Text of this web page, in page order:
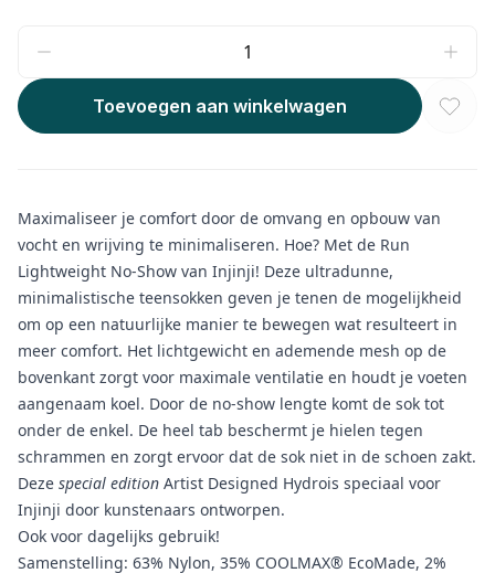
Toevoegen aan winkelwagen
Maximaliseer je comfort door de omvang en opbouw van
vocht en wrijving te minimaliseren. Hoe? Met de Run
Lightweight No-Show van Injinji! Deze ultradunne,
minimalistische teensokken geven je tenen de mogelijkheid
om op een natuurlijke manier te bewegen wat resulteert in
meer comfort. Het lichtgewicht en ademende mesh op de
bovenkant zorgt voor maximale ventilatie en houdt je voeten
aangenaam koel. Door de no-show lengte komt de sok tot
onder de enkel. De heel tab beschermt je hielen tegen
schrammen en zorgt ervoor dat de sok niet in de schoen zakt.
Deze special edition Artist Designed Hydrois speciaal voor
Injinji door kunstenaars ontworpen.
Ook voor dagelijks gebruik!
Samenstelling: 63% Nylon, 35% COOLMAX® EcoMade, 2%